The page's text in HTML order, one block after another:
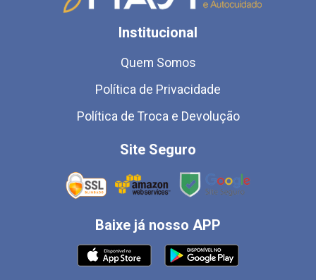
Institucional
Quem Somos
Política de Privacidade
Política de Troca e Devolução
Site Seguro
Baixe já nosso APP